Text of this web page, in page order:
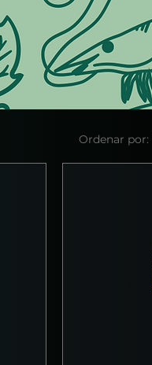
Ordenar por: